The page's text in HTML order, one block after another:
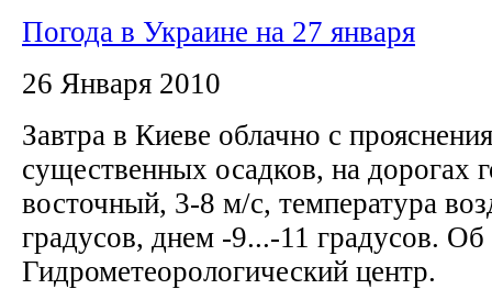
Погода в Украине на 27 января
26 Января 2010
Завтра в Киеве облачно с
существенных осадков, на дорогах
восточный, 3-8 м/с, температура
градусов, днем -9...-11 градусов.
Гидрометеорологический центр.